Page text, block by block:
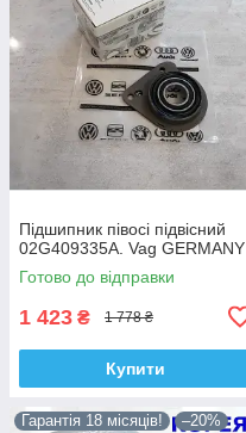
Підшипник півосі підвісний
02G409335A. Vag GERMANY
Готово до відправки
1 423 ₴ 1 778 ₴
Купити
Гарантія 18 місяців!
–20%